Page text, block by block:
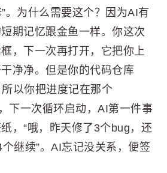
。为什么需要这个？因为AI有
期记忆跟金鱼一样。你这次
，下一次再打开，它把你上
净净。但是你的代码仓库
所以你把进度记在那个
下一次循环启动，AI第一件事
，“哦，昨天修了3个bug，还
继续”。AI忘记没关系，便签